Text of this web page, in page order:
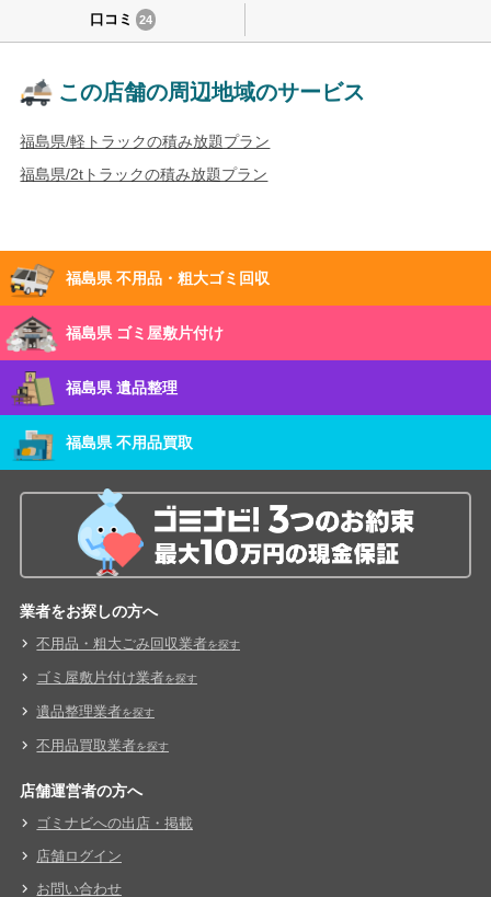
口コミ 24
この店舗の周辺地域のサービス
福島県/軽トラックの積み放題プラン
福島県/2tトラックの積み放題プラン
福島県 不用品・粗大ゴミ回収
福島県 ゴミ屋敷片付け
福島県 遺品整理
福島県 不用品買取
業者をお探しの方へ
不用品・粗大ごみ回収業者を探す
ゴミ屋敷片付け業者を探す
遺品整理業者を探す
不用品買取業者を探す
店舗運営者の方へ
ゴミナビへの出店・掲載
店舗ログイン
お問い合わせ